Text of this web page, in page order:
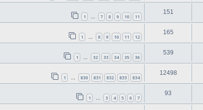
1 … 7 8 9 10 11
151
1 … 8 9 10 11 12
165
1 … 32 33 34 35 36
539
1 … 830 831 832 833 834
12498
1 … 3 4 5 6 7
93